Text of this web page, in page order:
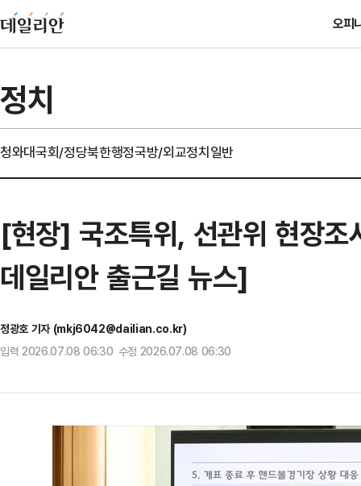
오피
정치
청와대국회/정당북한행정국방/외교정치일반
[현장] 국조특위, 선관위 현장
데일리안 출근길 뉴스]
정광호 기자 (mkj6042@dailian.co.kr)
입력 2026.07.08 06:30 수정 2026.07.08 06:30